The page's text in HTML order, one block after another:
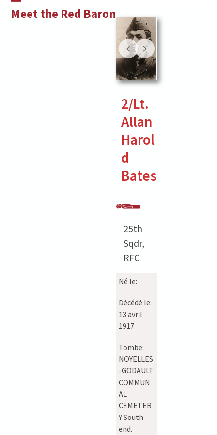
Meet the Red Baron
Open
Close
2/Lt.
Allan
Harol
d
Bates
25th
Sqdr,
RFC
Né le:
Décédé le:
13 avril
1917
Tombe:
NOYELLES
-GODAULT
COMMUN
AL
CEMETER
Y South
end.